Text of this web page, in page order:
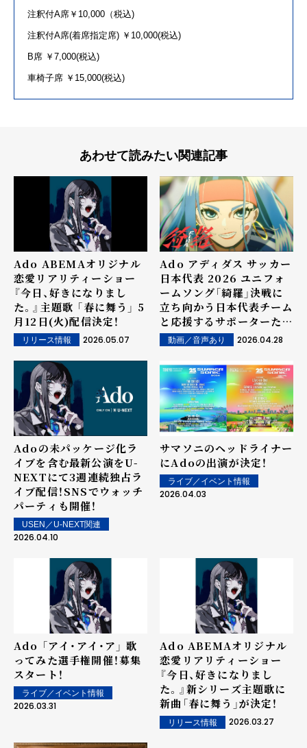
注釈付A席￥10,000（税込)
注釈付A席(着席指定席) ￥10,000(税込)
B席 ￥7,000(税込)
車椅子席 ￥15,000(税込)
あわせて読みたい関連記事
Ado ABEMAオリジナル
恋愛リアリティーショー
『今日、好きになりまし
た。』主題歌 「春に舞う」 5
月12日(火)配信決定！
リリース情報 2026.05.07
Ado アディダス サッカー
日本代表 2026 ユニフォ
ームソング「綺羅」決戦に
立ち向かう日本代表チーム
と応援するサポーターたち
を表現したMVが公開！ ＊
本人コメントあり＊
動画／音声あり 2026.04.28
Adoの未パッケージ化ラ
イブを含む最新公演をU-
NEXTにて3週連続独占ラ
イブ配信！SNSでウォッチ
パーティも開催！
USEN／U-NEXT関連
2026.04.10
サマソニのヘッドライナー
にAdoの出演が決定！
ライブ／イベント情報
2026.04.03
Ado 「アイ・アイ・ア」 歌
ってみた選手権開催！募集
スタート！
ライブ／イベント情報
2026.03.31
Ado ABEMAオリジナル
恋愛リアリティーショー
『今日、好きになりまし
た。』新シリーズ主題歌に
新曲「春に舞う」が決定！
リリース情報 2026.03.27